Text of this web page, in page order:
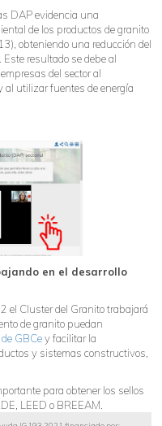
DAP evidencia una
de los productos de granito
obteniendo una reducción del
resultado se debe al
del sector al
al utilizar fuentes de energía
en el desarrollo
el Cluster del Granito trabajará
de granito puedan
GBCey facilitar la
y sistemas constructivos,
para obtener los sellos
LEED o BREEAM.